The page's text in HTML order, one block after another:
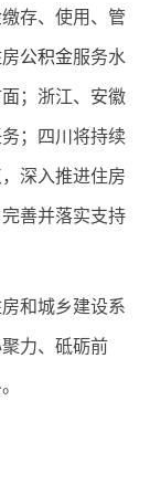
缴存、使用、管
公积金服务水
；浙江、安徽
；四川将持续
深入推进住房
善并落实支持
和城乡建设系
力、砥砺前